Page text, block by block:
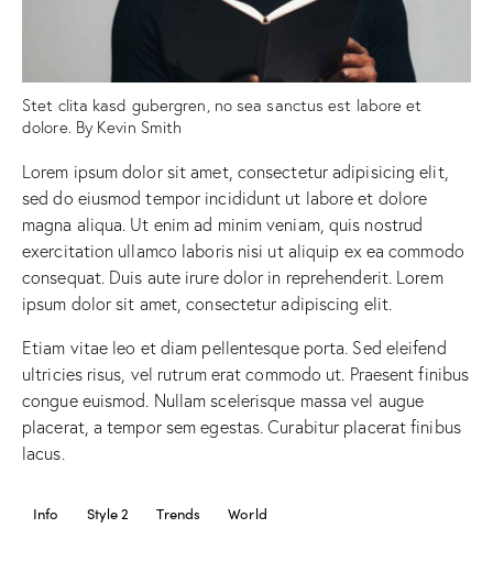
Stet clita kasd gubergren, no sea sanctus est labore et
dolore. By Kevin Smith
Lorem ipsum dolor sit amet, consectetur adipisicing elit,
sed do eiusmod tempor incididunt ut labore et dolore
magna aliqua. Ut enim ad minim veniam, quis nostrud
exercitation ullamco laboris nisi ut aliquip ex ea commodo
consequat. Duis aute irure dolor in reprehenderit. Lorem
ipsum dolor sit amet, consectetur adipiscing elit.
Etiam vitae leo et diam pellentesque porta. Sed eleifend
ultricies risus, vel rutrum erat commodo ut. Praesent finibus
congue euismod. Nullam scelerisque massa vel augue
placerat, a tempor sem egestas. Curabitur placerat finibus
lacus.
Info Style 2 Trends World